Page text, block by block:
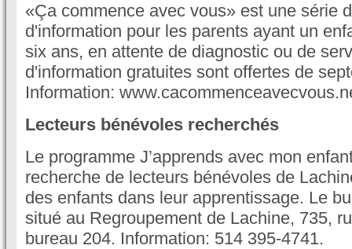
«Ça commence avec vous» est une série
d'information pour les parents ayant un
six ans, en attente de diagnostic ou de
d'information gratuites sont offertes de
Information:
Lecteurs bénévoles recherchés
Le programme J’apprends avec mon
recherche de lecteurs bénévoles de
des enfants dans leur apprentissage. Le
situé au Regroupement de Lachine, 735,
bureau 204. Information: 514 395-4741.